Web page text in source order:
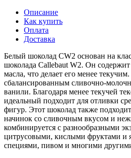
Описание
Как купить
Оплата
Доставка
Белый шоколад CW2 основан на
шоколада Callebaut W2. Он
масла, что делает его менее
сбалансированным сливочно-
ванили. Благодаря менее текучей
идеальный подходит для отливки
фигур. Этот шоколад также
начинок со сливочным вкусом и
комбинируется с разнообразными
цитрусовыми, кислыми фруктами и
специями, пивом и многими